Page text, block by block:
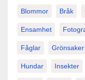
Blommor Bråk
Ensamhet
Fåglar Grönsaker
Hundar Insekter